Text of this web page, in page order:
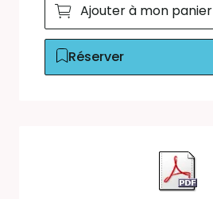
Ajouter à mon panier
Réserver